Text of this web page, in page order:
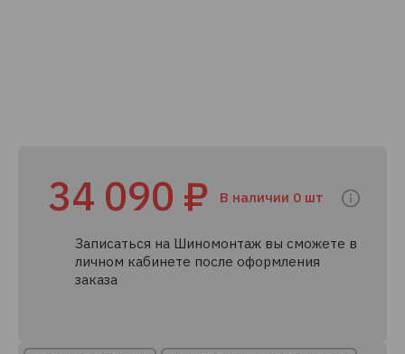
34 090 ₽ В наличии 0 шт
Записаться на Шиномонтаж вы сможете в
личном кабинете после оформления
заказа